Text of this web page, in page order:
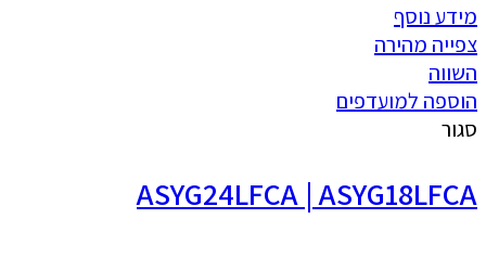
מידע נוסף
צפייה מהירה
השווה
הוספה למועדפים
סגור
ASYG24LFCA | ASYG18LFCA